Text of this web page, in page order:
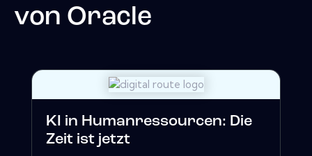
von Oracle
KI in Humanressourcen: Die
Zeit ist jetzt